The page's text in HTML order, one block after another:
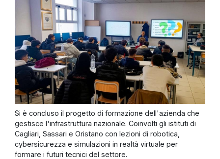
Si è concluso il progetto di formazione dell'azienda che
gestisce l'infrastruttura nazionale. Coinvolti gli istituti di
Cagliari, Sassari e Oristano con lezioni di robotica,
cybersicurezza e simulazioni in realtà virtuale per
formare i futuri tecnici del settore.